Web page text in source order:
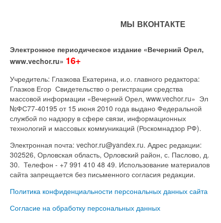
МЫ ВКОНТАКТЕ
Электронное периодическое издание «Вечерний Орел,
www.vechor.ru» 16+
Учредитель: Глазкова Екатерина, и.о. главного редактора:
Глазков Егор Свидетельство о регистрации средства
массовой информации «Вечерний Орел, www.vechor.ru» Эл
№ФС77-40195 от 15 июня 2010 года выдано Федеральной
службой по надзору в сфере связи, информационных
технологий и массовых коммуникаций (Роскомнадзор РФ).
Электронная почта: vechor.ru@yandex.ru. Адрес редакции:
302526, Орловская область, Орловский район, с. Паслово, д.
30. Телефон - +7 991 410 48 49. Использование материалов
сайта запрещается без письменного согласия редакции.
Политика конфиденциальности персональных данных сайта
Согласие на обработку персональных данных